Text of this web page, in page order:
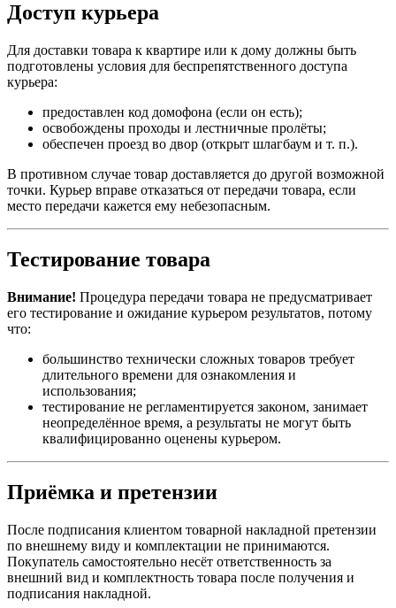
Доступ курьера
Для доставки товара к квартире или к дому должны быть
подготовлены условия для беспрепятственного доступа
курьера:
предоставлен код домофона (если он есть);
освобождены проходы и лестничные пролёты;
обеспечен проезд во двор (открыт шлагбаум и т. п.).
В противном случае товар доставляется до другой возможной
точки. Курьер вправе отказаться от передачи товара, если
место передачи кажется ему небезопасным.
Тестирование товара
Внимание! Процедура передачи товара не предусматривает
его тестирование и ожидание курьером результатов, потому
что:
большинство технически сложных товаров требует
длительного времени для ознакомления и
использования;
тестирование не регламентируется законом, занимает
неопределённое время, а результаты не могут быть
квалифицированно оценены курьером.
Приёмка и претензии
После подписания клиентом товарной накладной претензии
по внешнему виду и комплектации не принимаются.
Покупатель самостоятельно несёт ответственность за
внешний вид и комплектность товара после получения и
подписания накладной.